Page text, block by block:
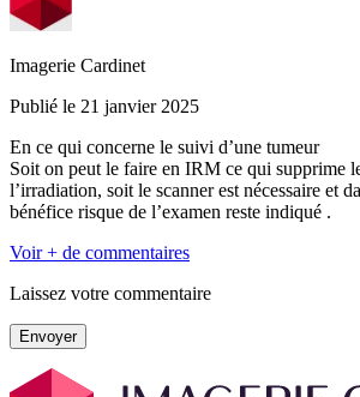
Imagerie Cardinet
Publié le 21 janvier 2025
En ce qui concerne le suivi d’une tumeur
Soit on peut le faire en IRM ce qui supprime
l’irradiation, soit le scanner est nécessaire et
bénéfice risque de l’examen reste indiqué .
Voir + de commentaires
Laissez votre commentaire
Envoyer